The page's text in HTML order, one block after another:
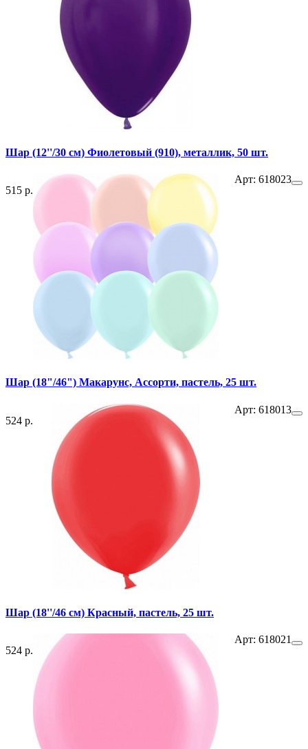
Шар (12''/30 см) Фиолетовый (910), металлик, 50 шт.
515 р.
Арт: 618023
Шар (18"/46") Макарунс, Ассорти, пастель, 25 шт.
524 р.
Арт: 618013
Шар (18''/46 см) Красный, пастель, 25 шт.
524 р.
Арт: 618021